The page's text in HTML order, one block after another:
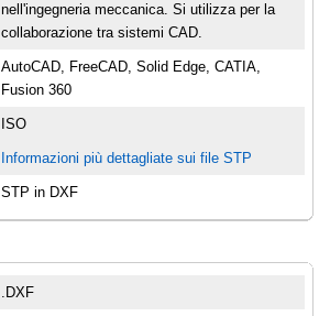
nell'ingegneria meccanica. Si utilizza per la
collaborazione tra sistemi CAD.
AutoCAD, FreeCAD, Solid Edge, CATIA,
Fusion 360
ISO
Informazioni più dettagliate sui file STP
STP in DXF
.DXF